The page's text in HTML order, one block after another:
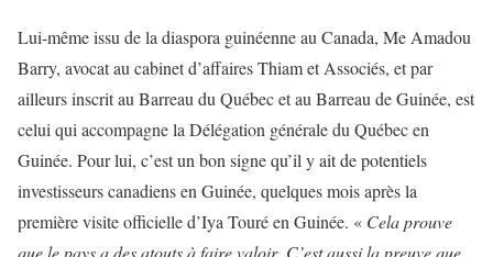
Lui-même issu de la diaspora guinéenne au Canada, Me Amadou
Barry, avocat au cabinet d’affaires Thiam et Associés, et par
ailleurs inscrit au Barreau du Québec et au Barreau de Guinée, est
celui qui accompagne la Délégation générale du Québec en
Guinée. Pour lui, c’est un bon signe qu’il y ait de potentiels
investisseurs canadiens en Guinée, quelques mois après la
première visite officielle d’Iya Touré en Guinée. « Cela prouve
que le pays a des atouts à faire valoir. C’est aussi la preuve que